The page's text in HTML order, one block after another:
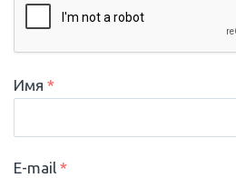
Имя *
E-mail *